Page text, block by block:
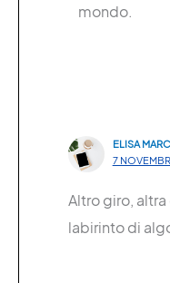
mondo.
ELISA
7
Altro giro, altra
labirinto di